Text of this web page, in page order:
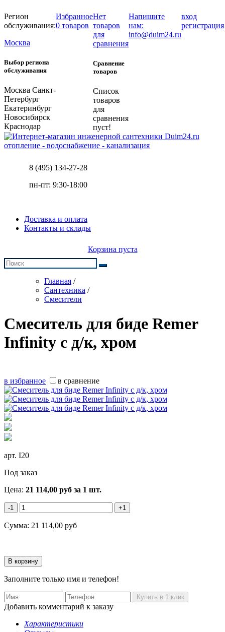
Регион
обслуживания:
Москва
Выбор региона
обслуживания
Москва Санкт-
Петербург
Екатеринбург
Новосибирск
Краснодар
Избранное
0 товаров
Нет
товаров
для
сравнения
Сравнение
товаров
Список
товаров
для
сравнения
пуст!
Напишите
нам:
info@duim24.ru
вход
регистрация
отопление - водоснабжение - канализация
8 (495) 134-27-28
пн-пт: 9:30-18:00
Доставка и оплата
Контакты и склады
Корзина пуста
Главная /
Сантехника /
Смесители
Смеситель для биде Remer
Infinity с д/к, хром
в избранное в сравнение
арт. I20
Под заказ
Цена: 21 114,00 руб за 1 шт.
-1 +1
Сумма: 21 114,00 руб
Заполните только имя и телефон!
Добавить комментарий к заказу
Характеристики